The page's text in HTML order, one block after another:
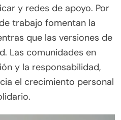
y redes de apoyo. Por
trabajo fomentan la
que las versiones de
Las comunidades en
y la responsabilidad,
el crecimiento personal